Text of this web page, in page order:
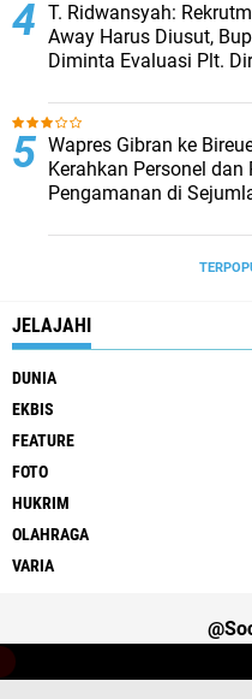
T. Ridwansyah:
Away Harus Diusut,
Diminta Evaluasi Plt.
Wapres Gibran ke
Kerahkan Personel dan
Pengamanan di
JELAJAHI
DUNIA
EKBIS
FEATURE
FOTO
HUKRIM
OLAHRAGA
VARIA